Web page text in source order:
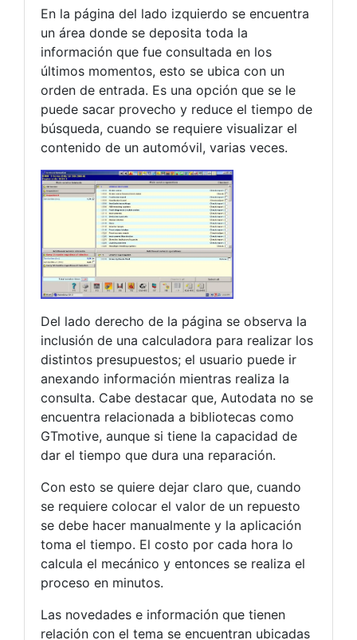
En la página del lado izquierdo se encuentra
un área donde se deposita toda la
información que fue consultada en los
últimos momentos, esto se ubica con un
orden de entrada. Es una opción que se le
puede sacar provecho y reduce el tiempo de
búsqueda, cuando se requiere visualizar el
contenido de un automóvil, varias veces.
Del lado derecho de la página se observa la
inclusión de una calculadora para realizar los
distintos presupuestos; el usuario puede ir
anexando información mientras realiza la
consulta. Cabe destacar que, Autodata no se
encuentra relacionada a bibliotecas como
GTmotive, aunque si tiene la capacidad de
dar el tiempo que dura una reparación.
Con esto se quiere dejar claro que, cuando
se requiere colocar el valor de un repuesto
se debe hacer manualmente y la aplicación
toma el tiempo. El costo por cada hora lo
calcula el mecánico y entonces se realiza el
proceso en minutos.
Las novedades e información que tienen
relación con el tema se encuentran ubicadas